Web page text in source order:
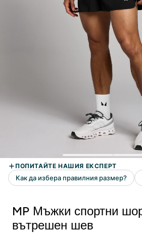
MP Мъжки спортни
вътрешен шев